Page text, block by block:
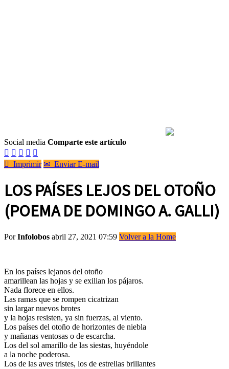
Social media Comparte este artículo
    
 Imprimir ✉ Enviar E-mail
LOS PAÍSES LEJOS DEL OTOÑO
(POEMA DE DOMINGO A. GALLI)
PorInfolobos abril 27, 2021 07:59 Volver a la Home
En los países lejanos del otoño
amarillean las hojas y se exilian los pájaros.
Nada florece en ellos.
Las ramas que se rompen cicatrizan
sin largar nuevos brotes
y la hojas resisten, ya sin fuerzas, al viento.
Los países del otoño de horizontes de niebla
y mañanas ventosas o de escarcha.
Los del sol amarillo de las siestas, huyéndole
a la noche poderosa.
Los de las aves tristes, los de estrellas brillantes